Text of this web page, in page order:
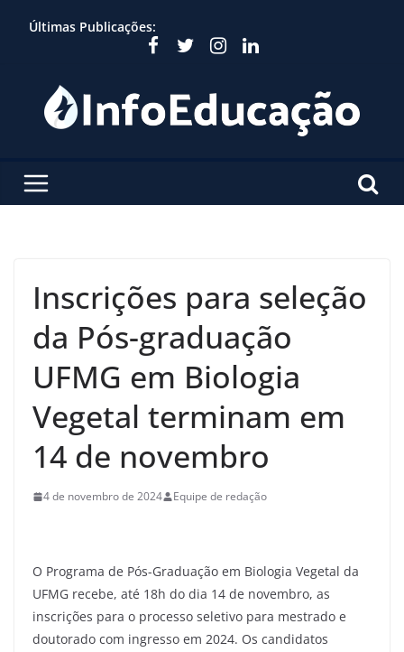
Últimas Publicações:
Inscrições para seleção
da Pós-graduação
UFMG em Biologia
Vegetal terminam em
14 de novembro
4 de novembro de 2024 Equipe de redação
O Programa de Pós-Graduação em Biologia Vegetal da
UFMG recebe, até 18h do dia 14 de novembro, as
inscrições para o processo seletivo para mestrado e
doutorado com ingresso em 2024. Os candidatos